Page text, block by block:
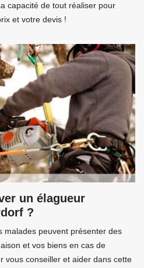
capacité de tout réaliser pour
et votre devis !
un élagueur
?
malades peuvent présenter des
et vos biens en cas de
vous conseiller et aider dans cette